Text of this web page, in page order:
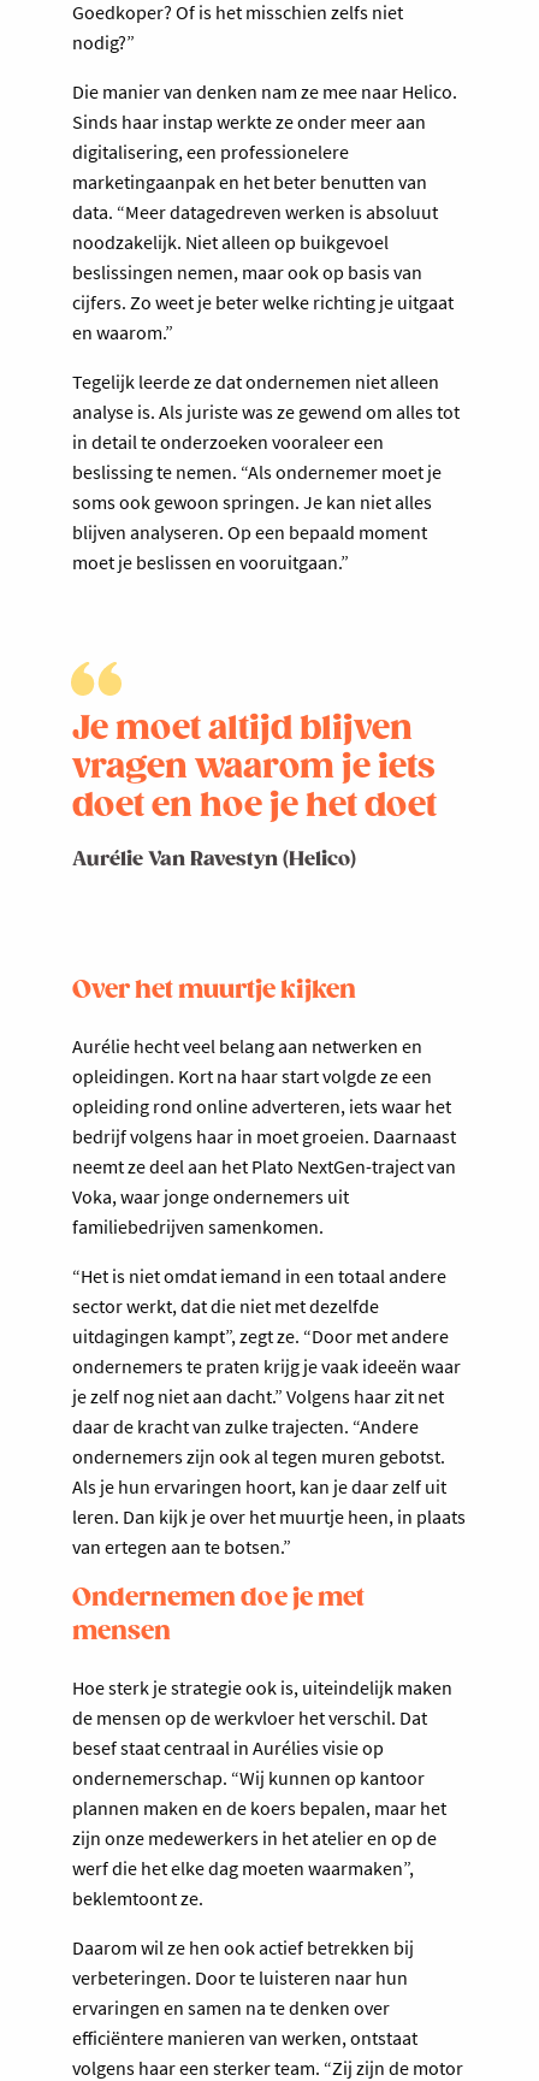
Goedkoper? Of is het misschien zelfs niet
nodig?”
Die manier van denken nam ze mee naar Helico.
Sinds haar instap werkte ze onder meer aan
digitalisering, een professionelere
marketingaanpak en het beter benutten van
data. “Meer datagedreven werken is absoluut
noodzakelijk. Niet alleen op buikgevoel
beslissingen nemen, maar ook op basis van
cijfers. Zo weet je beter welke richting je uitgaat
en waarom.”
Tegelijk leerde ze dat ondernemen niet alleen
analyse is. Als juriste was ze gewend om alles tot
in detail te onderzoeken vooraleer een
beslissing te nemen. “Als ondernemer moet je
soms ook gewoon springen. Je kan niet alles
blijven analyseren. Op een bepaald moment
moet je beslissen en vooruitgaan.”
Je moet altijd blijven
vragen waarom je iets
doet en hoe je het doet
Aurélie Van Ravestyn (Helico)
Over het muurtje kijken
Aurélie hecht veel belang aan netwerken en
opleidingen. Kort na haar start volgde ze een
opleiding rond online adverteren, iets waar het
bedrijf volgens haar in moet groeien. Daarnaast
neemt ze deel aan het Plato NextGen-traject van
Voka, waar jonge ondernemers uit
familiebedrijven samenkomen.
“Het is niet omdat iemand in een totaal andere
sector werkt, dat die niet met dezelfde
uitdagingen kampt”, zegt ze. “Door met andere
ondernemers te praten krijg je vaak ideeën waar
je zelf nog niet aan dacht.” Volgens haar zit net
daar de kracht van zulke trajecten. “Andere
ondernemers zijn ook al tegen muren gebotst.
Als je hun ervaringen hoort, kan je daar zelf uit
leren. Dan kijk je over het muurtje heen, in plaats
van ertegen aan te botsen.”
Ondernemen doe je met
mensen
Hoe sterk je strategie ook is, uiteindelijk maken
de mensen op de werkvloer het verschil. Dat
besef staat centraal in Aurélies visie op
ondernemerschap. “Wij kunnen op kantoor
plannen maken en de koers bepalen, maar het
zijn onze medewerkers in het atelier en op de
werf die het elke dag moeten waarmaken”,
beklemtoont ze.
Daarom wil ze hen ook actief betrekken bij
verbeteringen. Door te luisteren naar hun
ervaringen en samen na te denken over
efficiëntere manieren van werken, ontstaat
volgens haar een sterker team. “Zij zijn de motor